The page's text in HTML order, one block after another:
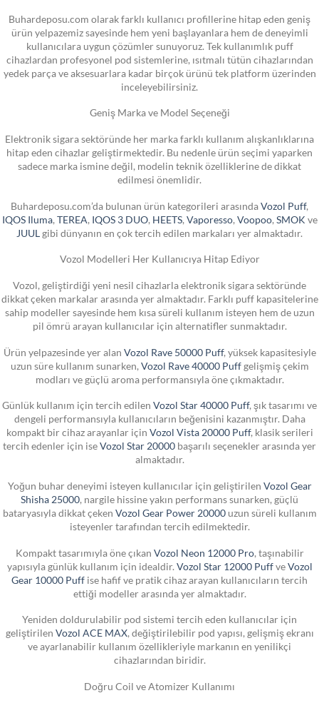
Buhardeposu.com olarak farklı kullanıcı profillerine hitap eden geniş
ürün yelpazemiz sayesinde hem yeni başlayanlara hem de deneyimli
kullanıcılara uygun çözümler sunuyoruz. Tek kullanımlık puff
cihazlardan profesyonel pod sistemlerine, ısıtmalı tütün cihazlarından
yedek parça ve aksesuarlara kadar birçok ürünü tek platform üzerinden
inceleyebilirsiniz.
Geniş Marka ve Model Seçeneği
Elektronik sigara sektöründe her marka farklı kullanım alışkanlıklarına
hitap eden cihazlar geliştirmektedir. Bu nedenle ürün seçimi yaparken
sadece marka ismine değil, modelin teknik özelliklerine de dikkat
edilmesi önemlidir.
Buhardeposu.com’da bulunan ürün kategorileri arasındaVozol Puff,
IQOS Iluma, TEREA, IQOS 3 DUO, HEETS, Vaporesso, Voopoo, SMOK ve
JUUL gibi dünyanın en çok tercih edilen markaları yer almaktadır.
Vozol Modelleri Her Kullanıcıya Hitap Ediyor
Vozol, geliştirdiği yeni nesil cihazlarla elektronik sigara sektöründe
dikkat çeken markalar arasında yer almaktadır. Farklı puff kapasitelerine
sahip modeller sayesinde hem kısa süreli kullanım isteyen hem de uzun
pil ömrü arayan kullanıcılar için alternatifler sunmaktadır.
Ürün yelpazesinde yer alan Vozol Rave 50000 Puff, yüksek kapasitesiyle
uzun süre kullanım sunarken, Vozol Rave 40000 Puffgelişmiş çekim
modları ve güçlü aroma performansıyla öne çıkmaktadır.
Günlük kullanım için tercih edilen Vozol Star 40000 Puff, şık tasarımı ve
dengeli performansıyla kullanıcıların beğenisini kazanmıştır. Daha
kompakt bir cihaz arayanlar için Vozol Vista 20000 Puff, klasik serileri
tercih edenler için iseVozol Star 20000 başarılı seçenekler arasında yer
almaktadır.
Yoğun buhar deneyimi isteyen kullanıcılar için geliştirilen Vozol Gear
Shisha 25000, nargile hissine yakın performans sunarken, güçlü
bataryasıyla dikkat çeken Vozol Gear Power 20000uzun süreli kullanım
isteyenler tarafından tercih edilmektedir.
Kompakt tasarımıyla öne çıkan Vozol Neon 12000 Pro, taşınabilir
yapısıyla günlük kullanım için idealdir. Vozol Star 12000 PuffveVozol
Gear 10000 Puff ise hafif ve pratik cihaz arayan kullanıcıların tercih
ettiği modeller arasında yer almaktadır.
Yeniden doldurulabilir pod sistemi tercih eden kullanıcılar için
geliştirilen Vozol ACE MAX, değiştirilebilir pod yapısı, gelişmiş ekranı
ve ayarlanabilir kullanım özellikleriyle markanın en yenilikçi
cihazlarından biridir.
Doğru Coil ve Atomizer Kullanımı